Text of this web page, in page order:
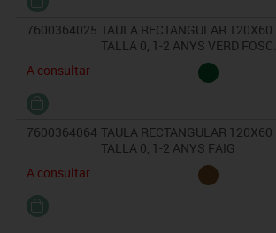
7600364025 TAULA RECTANGULAR 120X60
TALLA 0, 1-2 ANYS VERD FOSC.
A consultar
7600364064 TAULA RECTANGULAR 120X60
TALLA 0, 1-2 ANYS FAIG
A consultar